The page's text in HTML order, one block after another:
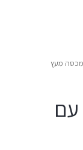
מכסה מעץ
עם